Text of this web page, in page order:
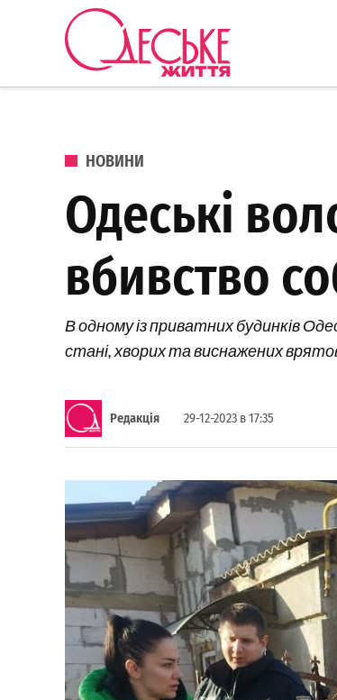
Перейти до вмісту
ОПУБЛІКОВАНО В
НОВИНИ
Одеські
вбивство
В одному із приватних будинків
стані, хворих та виснажених
Редакція 29-12-2023 в 17:35